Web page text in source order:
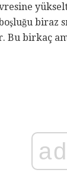
biraz
Bu birkaç
ad